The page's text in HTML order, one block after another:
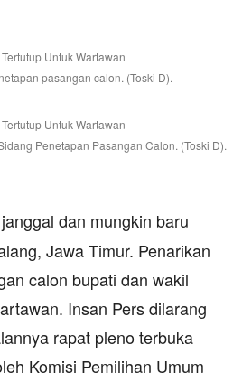
pasangan calon. (Toski D).
Penetapan Pasangan Calon. (Toski D).
dan mungkin baru
Jawa Timur. Penarikan
calon bupati dan wakil
Insan Pers dilarang
rapat pleno terbuka
Komisi Pemilihan Umum